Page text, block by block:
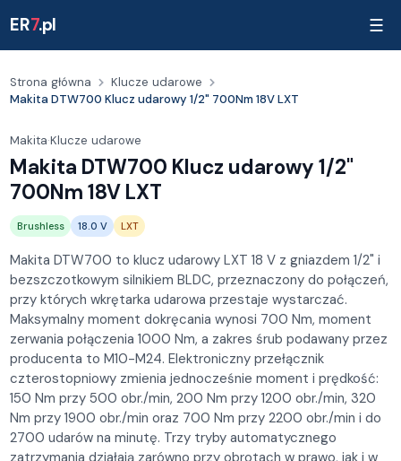
ER7.pl ☰
Strona główna
Klucze udarowe
Makita DTW700 Klucz udarowy 1/2" 700Nm 18V LXT
Makita·Klucze udarowe
Makita DTW700 Klucz udarowy 1/2"
700Nm 18V LXT
Brushless 18.0 V LXT
Makita DTW700 to klucz udarowy LXT 18 V z gniazdem 1/2" i
bezszczotkowym silnikiem BLDC, przeznaczony do połączeń,
przy których wkrętarka udarowa przestaje wystarczać.
Maksymalny moment dokręcania wynosi 700 Nm, moment
zerwania połączenia 1000 Nm, a zakres śrub podawany przez
producenta to M10-M24. Elektroniczny przełącznik
czterostopniowy zmienia jednocześnie moment i prędkość:
150 Nm przy 500 obr./min, 200 Nm przy 1200 obr./min, 320
Nm przy 1900 obr./min oraz 700 Nm przy 2200 obr./min i do
2700 udarów na minutę. Trzy tryby automatycznego
zatrzymania działają zarówno przy obrotach w prawo, jak i w